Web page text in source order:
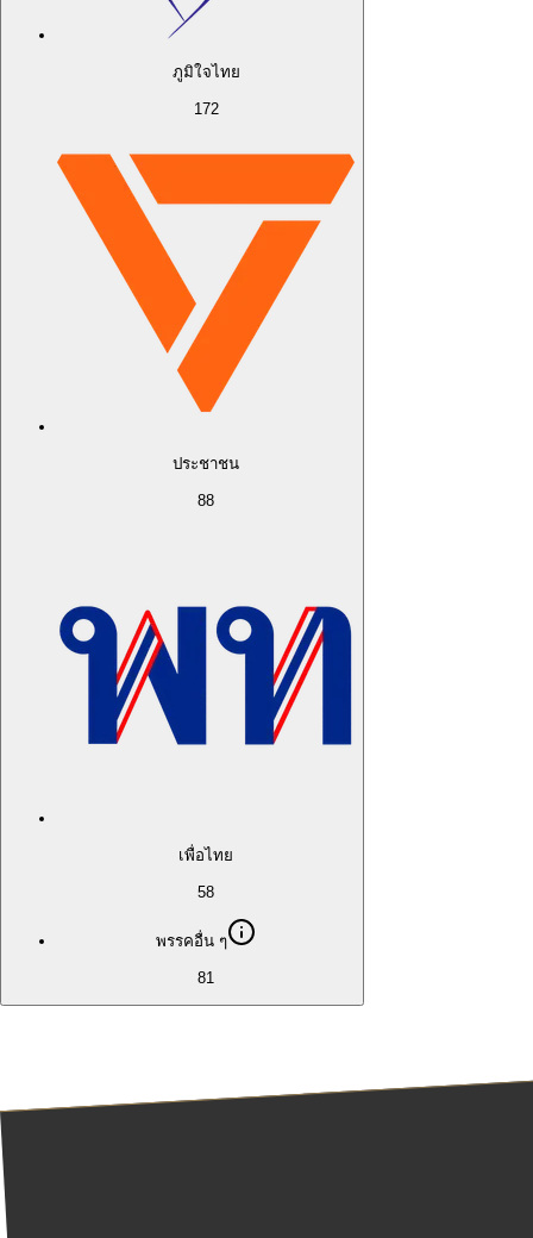
ภูมิใจไทย
172
ประชาชน
88
เพื่อไทย
58
พรรคอื่น ๆ
81